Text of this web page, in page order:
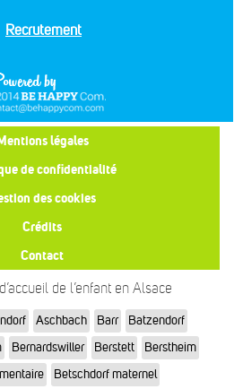
Recrutement
légales
de confidentialité
des cookies
Crédits
Contact
de l’enfant en Alsace
Aschbach Barr
Batzendorf
Bernardswiller Berstett
Berstheim
Betschdorf maternel